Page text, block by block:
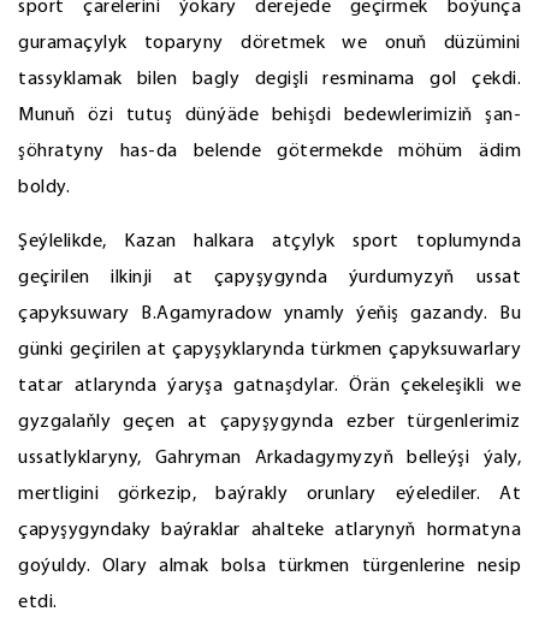
sport çärelerini ýokary derejede geçirmek boýunça
guramaçylyk toparyny döretmek we onuň düzümini
tassyklamak bilen bagly degişli resminama gol çekdi.
Munuň özi tutuş dünýäde behişdi bedewlerimiziň şan-
şöhratyny has-da belende götermekde möhüm ädim
boldy.
Şeýlelikde, Kazan halkara atçylyk sport toplumynda
geçirilen ilkinji at çapyşygynda ýurdumyzyň ussat
çapyksuwary B.Agamyradow ynamly ýeňiş gazandy. Bu
günki geçirilen at çapyşyklarynda türkmen çapyksuwarlary
tatar atlarynda ýaryşa gatnaşdylar. Örän çekeleşikli we
gyzgalaňly geçen at çapyşygynda ezber türgenlerimiz
ussatlyklaryny, Gahryman Arkadagymyzyň belleýşi ýaly,
mertligini görkezip, baýrakly orunlary eýelediler. At
çapyşygyndaky baýraklar ahalteke atlarynyň hormatyna
goýuldy. Olary almak bolsa türkmen türgenlerine nesip
etdi.